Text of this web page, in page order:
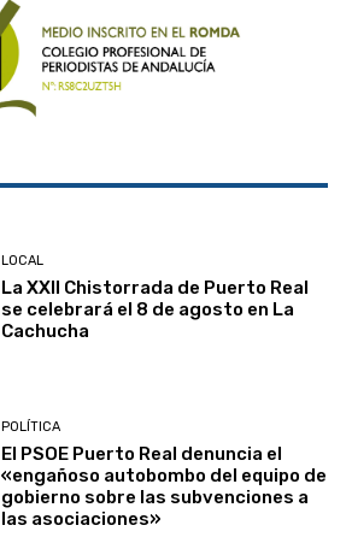
LOCAL
La XXII Chistorrada de Puerto Real
se celebrará el 8 de agosto en La
Cachucha
POLÍTICA
El PSOE Puerto Real denuncia el
«engañoso autobombo del equipo de
gobierno sobre las subvenciones a
las asociaciones»